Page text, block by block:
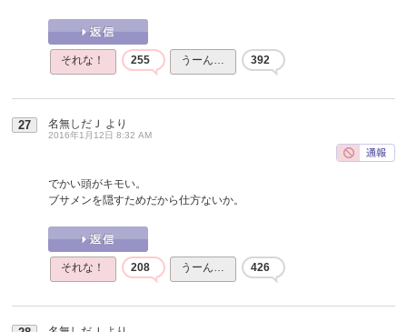
それな！ 255 うーん… 392
27 名無しだＪ より
2016年1月12日 8:32 AM
でかい頭がキモい。
ブサメンを隠すためだから仕方ないか。
それな！ 208 うーん… 426